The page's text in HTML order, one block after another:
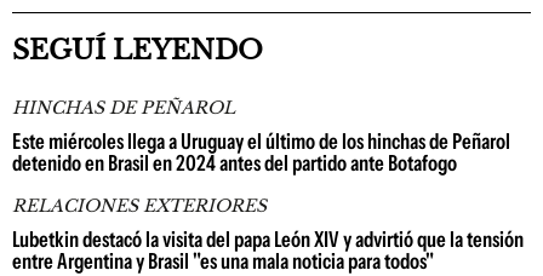
SEGUÍ LEYENDO
HINCHAS DE PEÑAROL
Este miércoles llega a Uruguay el último de los hinchas de Peñarol
detenido en Brasil en 2024 antes del partido ante Botafogo
RELACIONES EXTERIORES
Lubetkin destacó la visita del papa León XIV y advirtió que la tensión
entre Argentina y Brasil "es una mala noticia para todos"